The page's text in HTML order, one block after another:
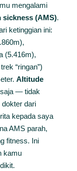
mengalami
sickness (AMS).
ketinggian ini:
(5.416m),
“ringan”)
Altitude
— tidak
dokter dari
kepada saya
AMS parah,
fitness. Ini
kamu